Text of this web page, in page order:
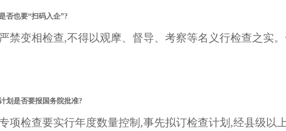
否也要“扫码入企”?
禁变相检查,不得以观摩、督导、考察等名义行检查之实
划是否要报国务院批准?
项检查要实行年度数量控制,事先拟订检查计划,经县级